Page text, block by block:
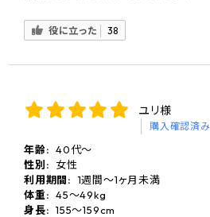
役に立った 38
ユリ様
購入確認済み
年齢: 40代〜
性別:
女性
利用期間:
1週間～1ヶ月未満
体重: 45〜49kg
身長: 155〜159cm